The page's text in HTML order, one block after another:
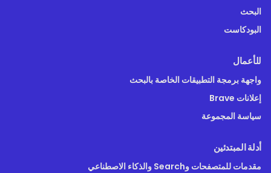
البحث
البودكاست
للأعمال
واجهة برمجة التطبيقات الخاصة بالبحث
إعلانات Brave
سياسة المجموعة
أدلة المبتدئين
مقدمات للمتصفحات وSearch والذكاء الاصطناعي